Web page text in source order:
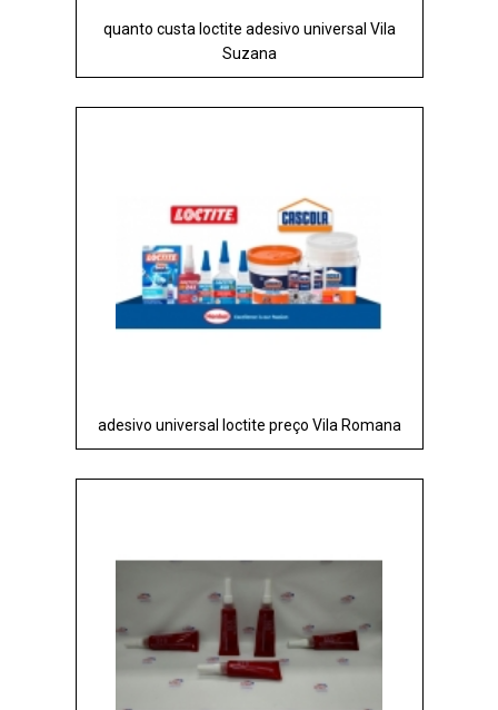
quanto custa loctite adesivo universal Vila
Suzana
adesivo universal loctite preço Vila Romana